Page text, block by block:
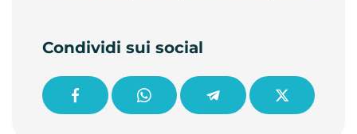
Condividi sui social